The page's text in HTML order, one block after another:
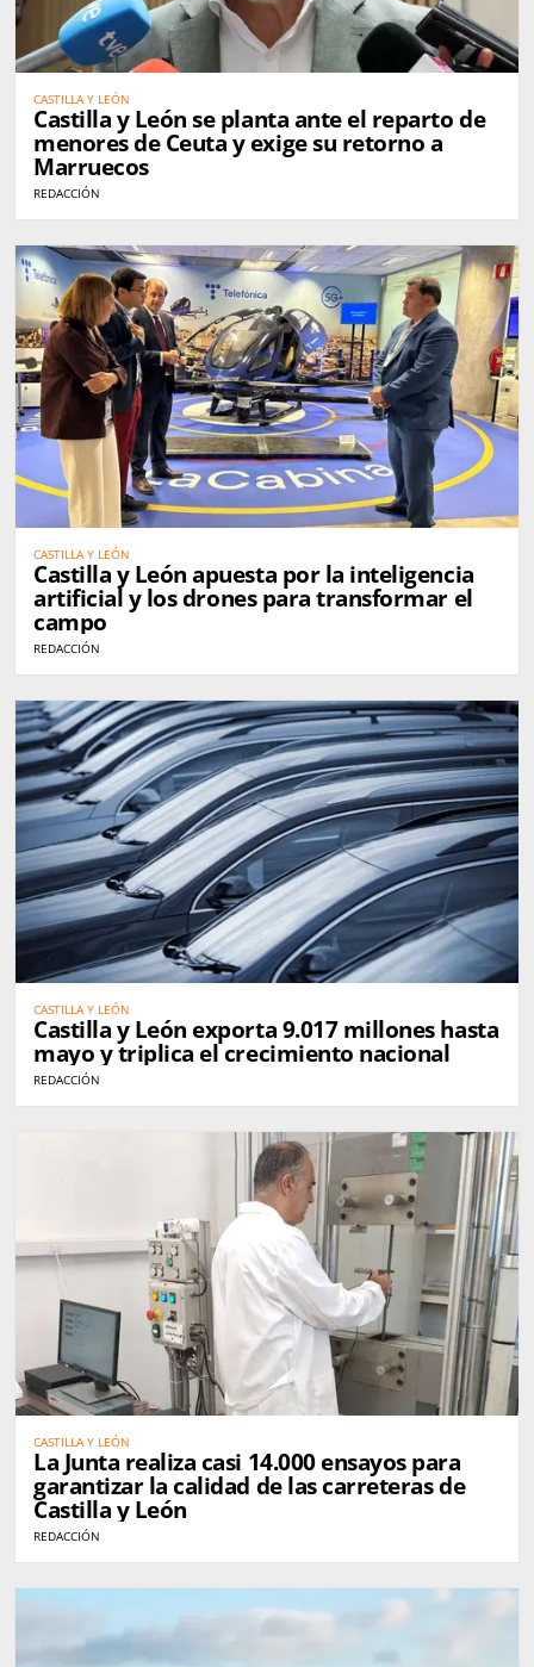
CASTILLA Y LEÓN
Castilla y León se planta ante el reparto de
menores de Ceuta y exige su retorno a
Marruecos
REDACCIÓN
CASTILLA Y LEÓN
Castilla y León apuesta por la inteligencia
artificial y los drones para transformar el
campo
REDACCIÓN
CASTILLA Y LEÓN
Castilla y León exporta 9.017 millones hasta
mayo y triplica el crecimiento nacional
REDACCIÓN
CASTILLA Y LEÓN
La Junta realiza casi 14.000 ensayos para
garantizar la calidad de las carreteras de
Castilla y León
REDACCIÓN